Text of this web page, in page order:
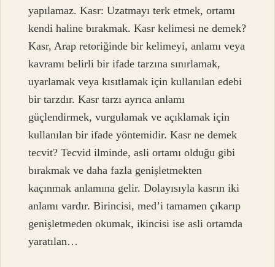
yapılamaz. Kasr: Uzatmayı terk etmek, ortamı
kendi haline bırakmak. Kasr kelimesi ne demek?
Kasr, Arap retoriğinde bir kelimeyi, anlamı veya
kavramı belirli bir ifade tarzına sınırlamak,
uyarlamak veya kısıtlamak için kullanılan edebi
bir tarzdır. Kasr tarzı ayrıca anlamı
güçlendirmek, vurgulamak ve açıklamak için
kullanılan bir ifade yöntemidir. Kasr ne demek
tecvit? Tecvid ilminde, asli ortamı olduğu gibi
bırakmak ve daha fazla genişletmekten
kaçınmak anlamına gelir. Dolayısıyla kasrın iki
anlamı vardır. Birincisi, med’i tamamen çıkarıp
genişletmeden okumak, ikincisi ise asli ortamda
yaratılan…